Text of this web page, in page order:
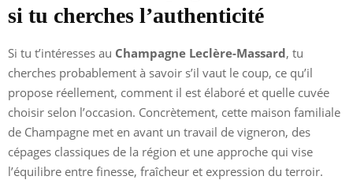
si tu cherches l’authenticité
Si tu t’intéresses au Champagne Leclère-Massard, tu
cherches probablement à savoir s’il vaut le coup, ce qu’il
propose réellement, comment il est élaboré et quelle cuvée
choisir selon l’occasion. Concrètement, cette maison familiale
de Champagne met en avant un travail de vigneron, des
cépages classiques de la région et une approche qui vise
l’équilibre entre finesse, fraîcheur et expression du terroir.